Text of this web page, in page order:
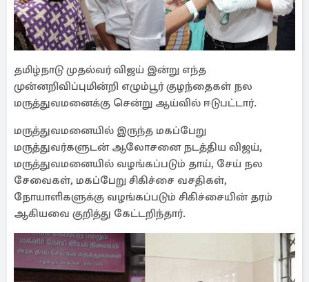
தமிழ்நாடு முதல்வர் விஜய் இன்று எந்த
முன்னறிவிப்புமின்றி எழும்பூர் குழந்தைகள் நல
மருத்துவமனைக்கு சென்று ஆய்வில் ஈடுபட்டார்.
மருத்துவமனையில் இருந்த மகப்பேறு
மருத்துவர்களுடன் ஆலோசனை நடத்திய விஜய்,
மருத்துவமனையில் வழங்கப்படும் தாய், சேய் நல
சேவைகள், மகப்பேறு சிகிச்சை வசதிகள்,
நோயாளிகளுக்கு வழங்கப்படும் சிகிச்சையின் தரம்
ஆகியவை குறித்து கேட்டறிந்தார்.